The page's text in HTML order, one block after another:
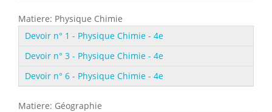
Matiere: Physique Chimie
Devoir n° 1 - Physique Chimie - 4e
Devoir n° 3 - Physique Chimie - 4e
Devoir n° 6 - Physique Chimie - 4e
Matiere: Géographie